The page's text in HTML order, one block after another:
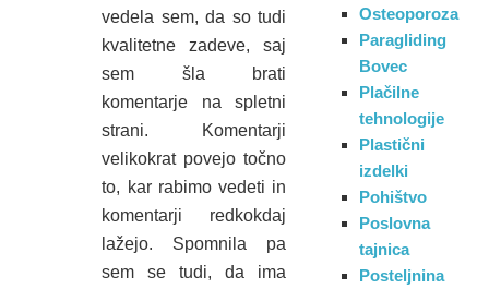
vedela sem, da so tudi
kvalitetne zadeve, saj
sem šla brati
komentarje na spletni
strani. Komentarji
velikokrat povejo točno
to, kar rabimo vedeti in
komentarji redkokdaj
lažejo. Spomnila pa
sem se tudi, da ima
Osteoporoza
Paragliding
Bovec
Plačilne
tehnologije
Plastični
izdelki
Pohištvo
Poslovna
tajnica
Posteljnina